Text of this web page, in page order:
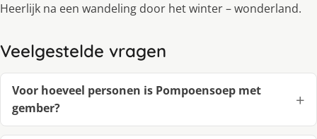
Heerlijk na een wandeling door het winter – wonderland.
Veelgestelde vragen
Voor hoeveel personen is Pompoensoep met
gember?